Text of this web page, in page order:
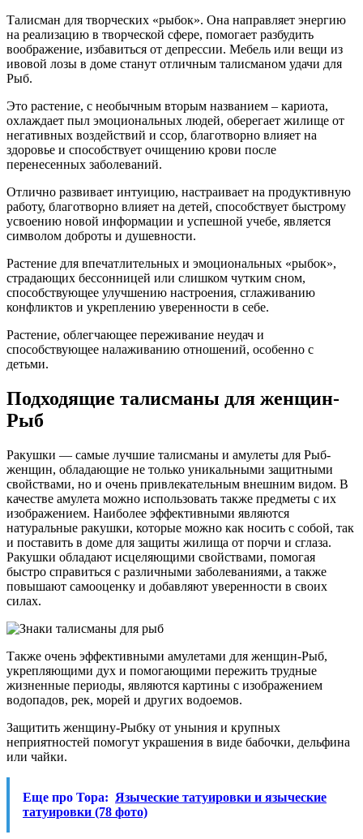
Талисман для творческих «рыбок». Она направляет энергию
на реализацию в творческой сфере, помогает разбудить
воображение, избавиться от депрессии. Мебель или вещи из
ивовой лозы в доме станут отличным талисманом удачи для
Рыб.
Это растение, с необычным вторым названием – кариота,
охлаждает пыл эмоциональных людей, оберегает жилище от
негативных воздействий и ссор, благотворно влияет на
здоровье и способствует очищению крови после
перенесенных заболеваний.
Отлично развивает интуицию, настраивает на продуктивную
работу, благотворно влияет на детей, способствует быстрому
усвоению новой информации и успешной учебе, является
символом доброты и душевности.
Растение для впечатлительных и эмоциональных «рыбок»,
страдающих бессонницей или слишком чутким сном,
способствующее улучшению настроения, сглаживанию
конфликтов и укреплению уверенности в себе.
Растение, облегчающее переживание неудач и
способствующее налаживанию отношений, особенно с
детьми.
Подходящие талисманы для женщин-
Рыб
Ракушки — самые лучшие талисманы и амулеты для Рыб-
женщин, обладающие не только уникальными защитными
свойствами, но и очень привлекательным внешним видом. В
качестве амулета можно использовать также предметы с их
изображением. Наиболее эффективными являются
натуральные ракушки, которые можно как носить с собой, так
и поставить в доме для защиты жилища от порчи и сглаза.
Ракушки обладают исцеляющими свойствами, помогая
быстро справиться с различными заболеваниями, а также
повышают самооценку и добавляют уверенности в своих
силах.
Также очень эффективными амулетами для женщин-Рыб,
укрепляющими дух и помогающими пережить трудные
жизненные периоды, являются картины с изображением
водопадов, рек, морей и других водоемов.
Защитить женщину-Рыбку от уныния и крупных
неприятностей помогут украшения в виде бабочки, дельфина
или чайки.
Еще про Тора: Языческие татуировки и языческие
татуировки (78 фото)